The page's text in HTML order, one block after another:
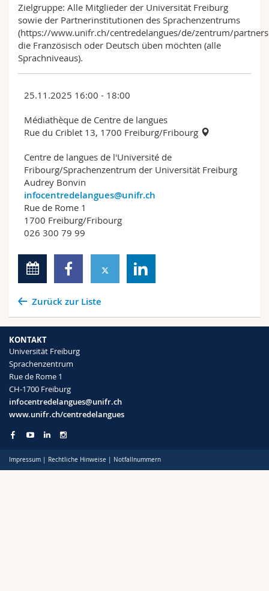
Zielgruppe: Alle Mitglieder der Universität Freiburg
sowie der Partnerinstitutionen des Sprachenzentrums
(https://www.unifr.ch/centredelangues/de/zentrum/
die Französisch oder Deutsch üben möchten (alle
Sprachniveaus).
25.11.2025 16:00 - 18:00
Médiathèque de Centre de langues
Rue du Criblet 13, 1700 Freiburg/Fribourg
Centre de langues de l'Université de
Fribourg/Sprachenzentrum der Universität Freiburg
Audrey Bonvin
infocentredelangues@unifr.ch
Rue de Rome 1
1700 Freiburg/Fribourg
026 300 79 99
Zurück zur Liste
KONTAKT
Universität Freiburg
Sprachenzentrum
Rue de Rome 1
CH-1700 Freiburg
infocentredelangues@unifr.ch
www.unifr.ch/centredelangues
Impressum Rechtliche Hinweise Notfallnummern